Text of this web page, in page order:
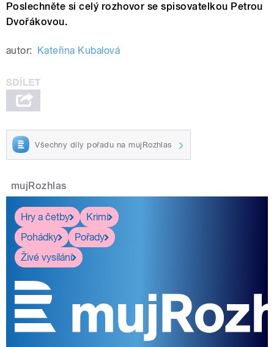
Poslechněte si celý rozhovor se spisovatelkou Petrou
Dvořákovou.
autor: Kateřina Kubalová
Všechny díly pořadu na mujRozhlas
mujRozhlas
Hry a četby
Krimi
Pohádky
Pořady
Živé vysílání